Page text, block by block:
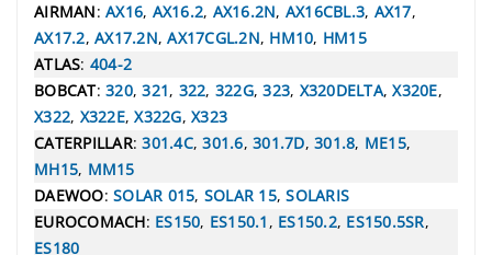
AIRMAN: AX16, AX16.2, AX16.2N, AX16CBL.3, AX17,
AX17.2, AX17.2N,AX17CGL.2N, HM10, HM15
ATLAS: 404-2
BOBCAT: 320,321, 322, 322G,323, X320DELTA,X320E,
X322, X322E,X322G, X323
CATERPILLAR:301.4C,301.6, 301.7D, 301.8, ME15,
MH15, MM15
DAEWOO: SOLAR 015, SOLAR 15,SOLARIS
EUROCOMACH: ES150, ES150.1 , ES150.2, ES150.5SR,
ES180